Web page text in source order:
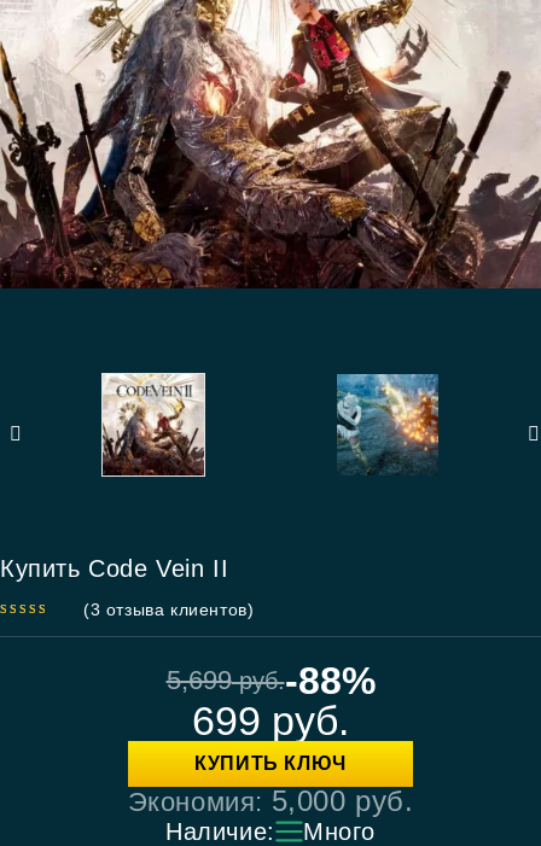
Купить Code Vein II
(3 отзыва клиентов)
5,699руб.-88%
699 руб.
КУПИТЬ КЛЮЧ
Экономия: 5,000 руб.
Наличие: Много